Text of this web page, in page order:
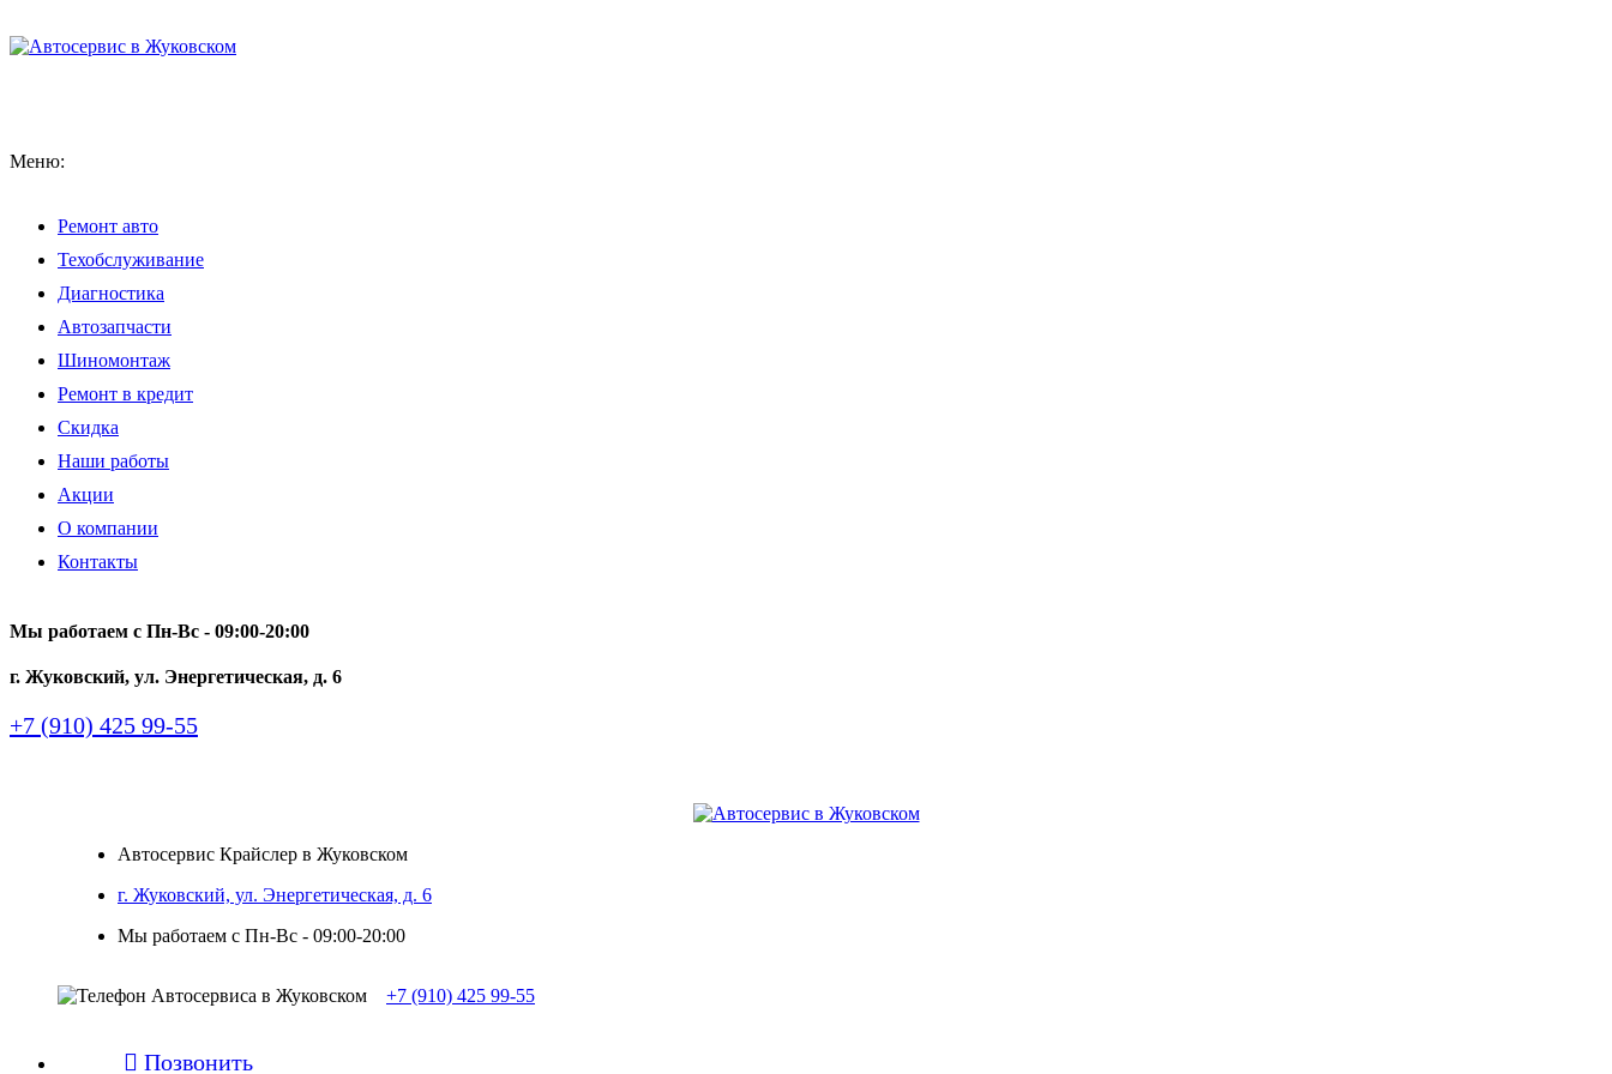
Меню:
Ремонт авто
Техобслуживание
Диагностика
Автозапчасти
Шиномонтаж
Ремонт в кредит
Скидка
Наши работы
Акции
О компании
Контакты
Мы работаем с Пн-Вc - 09:00-20:00
г. Жуковский, ул. Энергетическая, д. 6
+7 (910) 425 99-55
Автосервис Крайслер в Жуковском
г. Жуковский, ул. Энергетическая, д. 6
Мы работаем с Пн-Вc - 09:00-20:00
+7 (910) 425 99-55
 Позвонить